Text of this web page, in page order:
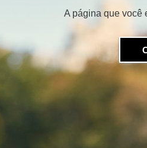
A página que você